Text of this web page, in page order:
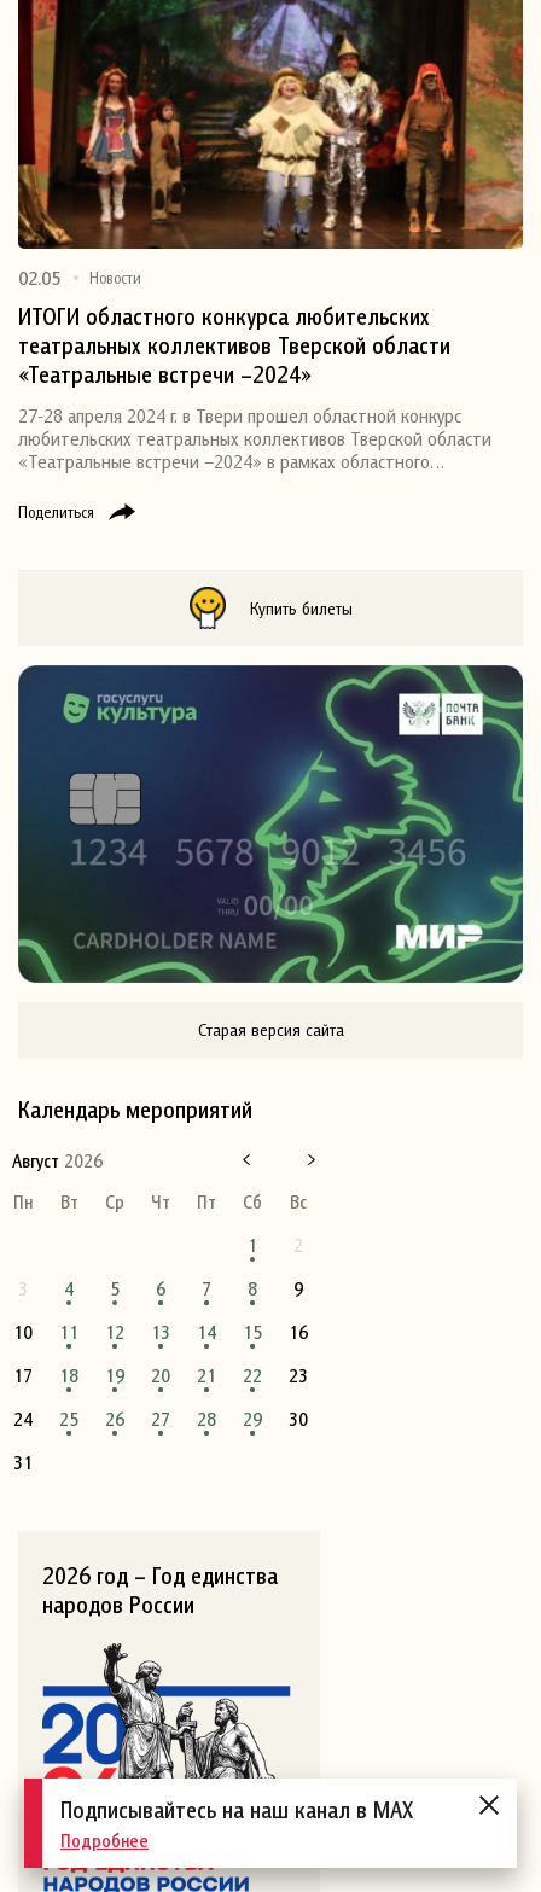
Поделиться
02.05 Новости
ИТОГИ областного конкурса любительских
театральных коллективов Тверской области
«Театральные встречи –2024»
27-28 апреля 2024 г. в Твери прошел областной конкурс
любительских театральных коллективов Тверской области
«Театральные встречи –2024» в рамках областного…
Купить билеты
Старая версия сайта
Календарь мероприятий
Август 2026
Пн
Вт Ср Чт Пт Сб
Вс
1
2
3
4 5 6 7 8
9
10
11 12 13 14 15
16
17
18 19 20 21 22
23
24
25 26 27 28 29
30
31
2026 год – Год единства
народов России
Подписывайтесь на наш канал в MAX
Подробнее